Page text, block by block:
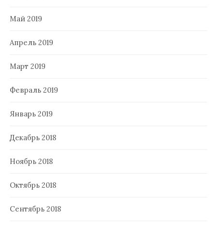
Май 2019
Апрель 2019
Март 2019
Февраль 2019
Январь 2019
Декабрь 2018
Ноябрь 2018
Октябрь 2018
Сентябрь 2018